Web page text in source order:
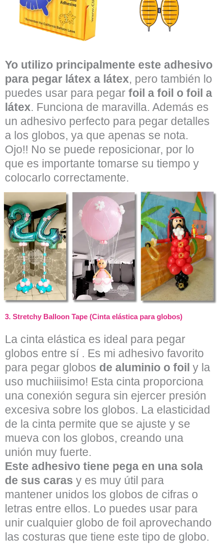
Yo utilizo principalmente este adhesivo
para pegar látex a látex, pero también lo
puedes usar para pegar foil a foil o foil a
látex. Funciona de maravilla. Además es
un adhesivo perfecto para pegar detalles
a los globos, ya que apenas se nota.
Ojo!! No se puede reposicionar, por lo
que es importante tomarse su tiempo y
colocarlo correctamente.
3. Stretchy Balloon Tape (Cinta elástica para globos)
La cinta elástica es ideal para pegar
globos entre sí . Es mi adhesivo favorito
para pegar globos de aluminio o foil y la
uso muchiiisimo! Esta cinta proporciona
una conexión segura sin ejercer presión
excesiva sobre los globos. La elasticidad
de la cinta permite que se ajuste y se
mueva con los globos, creando una
unión muy fuerte.
Este adhesivo tiene pega en una sola
de sus caras y es muy útil para
mantener unidos los globos de cifras o
letras entre ellos. Lo puedes usar para
unir cualquier globo de foil aprovechando
las costuras que tiene este tipo de globo.